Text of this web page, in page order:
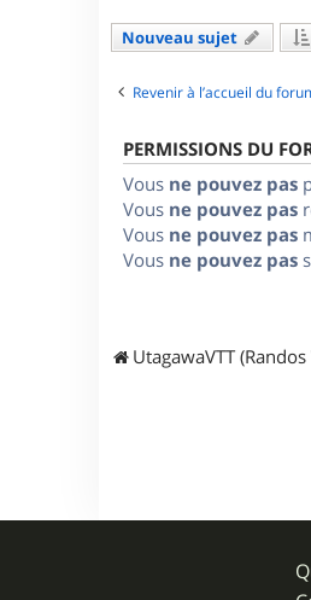
Nouveau sujet
Revenir à l’accueil du
PERMISSIONS DU
Vous ne pouvez pas
Vous ne pouvez pas
Vous ne pouvez pas
Vous ne pouvez pas
UtagawaVTT (Randos